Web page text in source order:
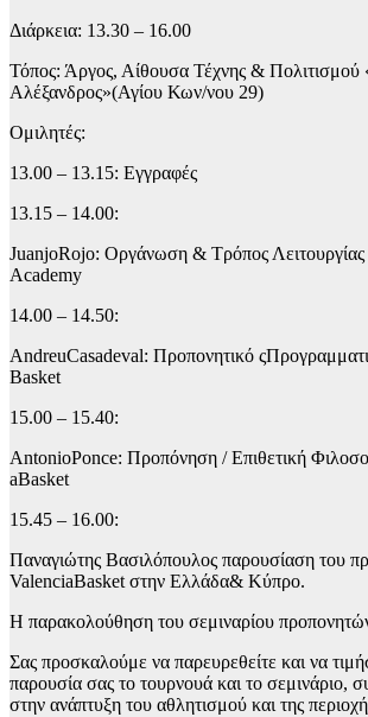
Διάρκεια: 13.30 – 16.00
Τόπος: Άργος, Αίθουσα Τέχνης & Πολιτισμού
Αλέξανδρος»(Αγίου Κων/νου 29)
Ομιλητές:
13.00 – 13.15: Εγγραφές
13.15 – 14.00:
JuanjoRojo: Οργάνωση & Τρόπος
Academy
14.00 – 14.50:
AndreuCasadeval: Προπονητικό
Basket
15.00 – 15.40:
AntonioPonce: Προπόνηση / Επιθετική
aBasket
15.45 – 16.00:
Παναγιώτης Βασιλόπουλος παρουσίαση τoυ
ValenciaBasket στην Ελλάδα& Κύπρο.
Η παρακολούθηση του σεμιναρίου
Σας προσκαλούμε να παρευρεθείτε και να
παρουσία σας το τουρνουά και το σεμινάριο,
στην ανάπτυξη του αθλητισμού και της